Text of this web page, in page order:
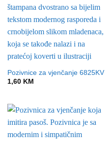
Pozivnice za vjenčanje 6825KV
1,60 KM